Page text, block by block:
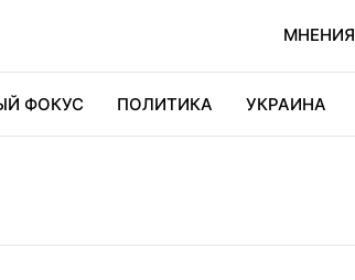
МНЕНИЯ
ФОКУС ПОЛИТИКА УКРАИНА